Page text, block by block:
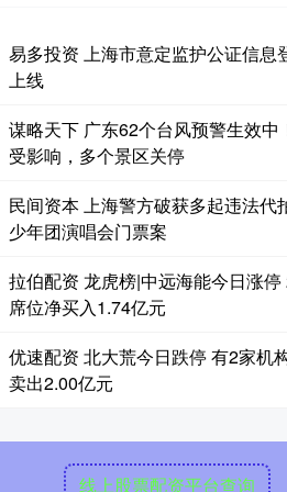
易多投资 上海市意定监护公证信息
上线
谋略天下 广东62个台风预警生效中
受影响，多个景区关停
民间资本 上海警方破获多起违法代
少年团演唱会门票案
拉伯配资 龙虎榜|中远海能今日涨
席位净买入1.74亿元
优速配资 北大荒今日跌停 有2家机
卖出2.00亿元
线上股票配资平台查询